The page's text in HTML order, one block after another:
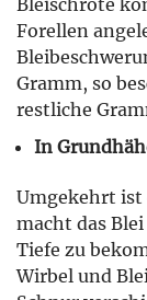
Forellen
Gramm, so
restliche
In
Umgekehrt ist
macht das
Tiefe zu
Wirbel und